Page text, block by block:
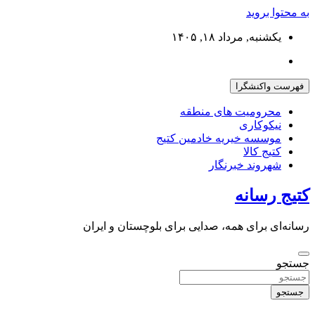
به محتوا بروید
یکشنبه, مرداد ۱۸, ۱۴۰۵
فهرست واکنشگرا
محرومیت های منطقه
نیکوکاری
موسسه خیریه خادمین کتیج
کتیج کالا
شهروند خبرنگار
کتیج رسانه
رسانه‌ای برای همه، صدایی برای بلوچستان و ایران
جستجو
جستجو